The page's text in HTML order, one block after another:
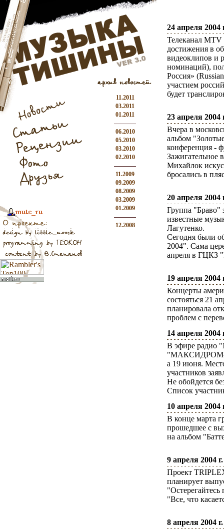
11.2011
03.2011
01.2011
-----------
06.2010
05.2010
03.2010
02.2010
-----------
11.2009
09.2009
08.2009
03.2009
01.2009
-----------
12.2008
24 апреля 2004
Телеканал MTV
достижения в
видеоклипов и
номинаций),
Россия»
участием
будет
23 апреля 2004
Вчера в
альбом
конференция -
Зажигательное
Михайлок
бросались в
20 апреля 2004
Группа "Браво"
известные
Лагутенко.
Сегодня были
2004". Сама
апреля в ГЦКЗ
19 апреля 2004
Концерты
состояться 21
планировала
проблем с
14 апреля 2004
В эфире радио
"МАКСИДРОМ-
а 19 июня.
участников
Не обойдется
Список
10 апреля 2004
В конце марта
прошедшее с
на альбом
9 апреля 2004 г.
Проект
планирует
"Все, что
8 апреля 2004 г.